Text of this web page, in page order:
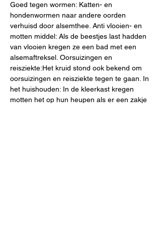
Goed tegen wormen: Katten- en
hondenwormen naar andere oorden
verhuisd door alsemthee. Anti vlooien- en
motten middel: Als de beestjes last hadden
van vlooien kregen ze een bad met een
alsemaftreksel. Oorsuizingen en
reisziekte:Het kruid stond ook bekend om
oorsuizingen en reisziekte tegen te gaan. In
het huishouden: In de kleerkast kregen
motten het op hun heupen als er een zakje